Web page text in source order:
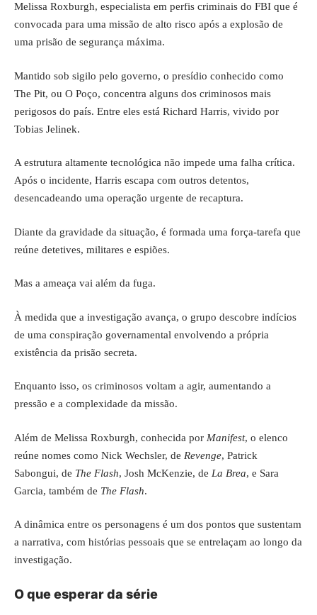
Melissa Roxburgh, especialista em perfis criminais do FBI que é
convocada para uma missão de alto risco após a explosão de
uma prisão de segurança máxima.
Mantido sob sigilo pelo governo, o presídio conhecido como
The Pit, ou O Poço, concentra alguns dos criminosos mais
perigosos do país. Entre eles está Richard Harris, vivido por
Tobias Jelinek.
A estrutura altamente tecnológica não impede uma falha crítica.
Após o incidente, Harris escapa com outros detentos,
desencadeando uma operação urgente de recaptura.
Diante da gravidade da situação, é formada uma força-tarefa que
reúne detetives, militares e espiões.
Mas a ameaça vai além da fuga.
À medida que a investigação avança, o grupo descobre indícios
de uma conspiração governamental envolvendo a própria
existência da prisão secreta.
Enquanto isso, os criminosos voltam a agir, aumentando a
pressão e a complexidade da missão.
Além de Melissa Roxburgh, conhecida por Manifest, o elenco
reúne nomes como Nick Wechsler, de Revenge, Patrick
Sabongui, de The Flash, Josh McKenzie, de La Brea, e Sara
Garcia, também de The Flash.
A dinâmica entre os personagens é um dos pontos que sustentam
a narrativa, com histórias pessoais que se entrelaçam ao longo da
investigação.
O que esperar da série